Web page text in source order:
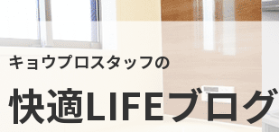
キョウプロスタッフの
快適LIFEブログ